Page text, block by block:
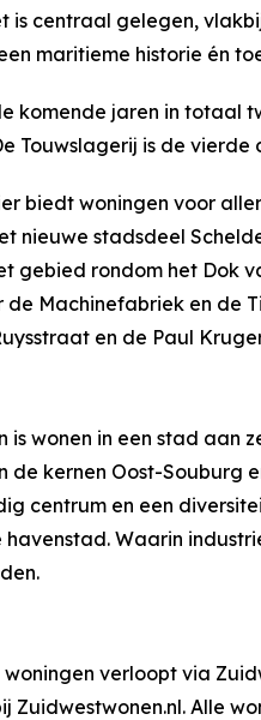
is centraal gelegen,
maritieme historie én
komende jaren in totaal
Touwslagerij is de
biedt woningen voor
nieuwe stadsdeel
gebied rondom het Dok
Machinefabriek en de
en de Paul
is wonen in een stad aan
de kernen Oost-Souburg
centrum en een
havenstad. Waarin
verloopt via
Zuidwestwonen.nl. Alle